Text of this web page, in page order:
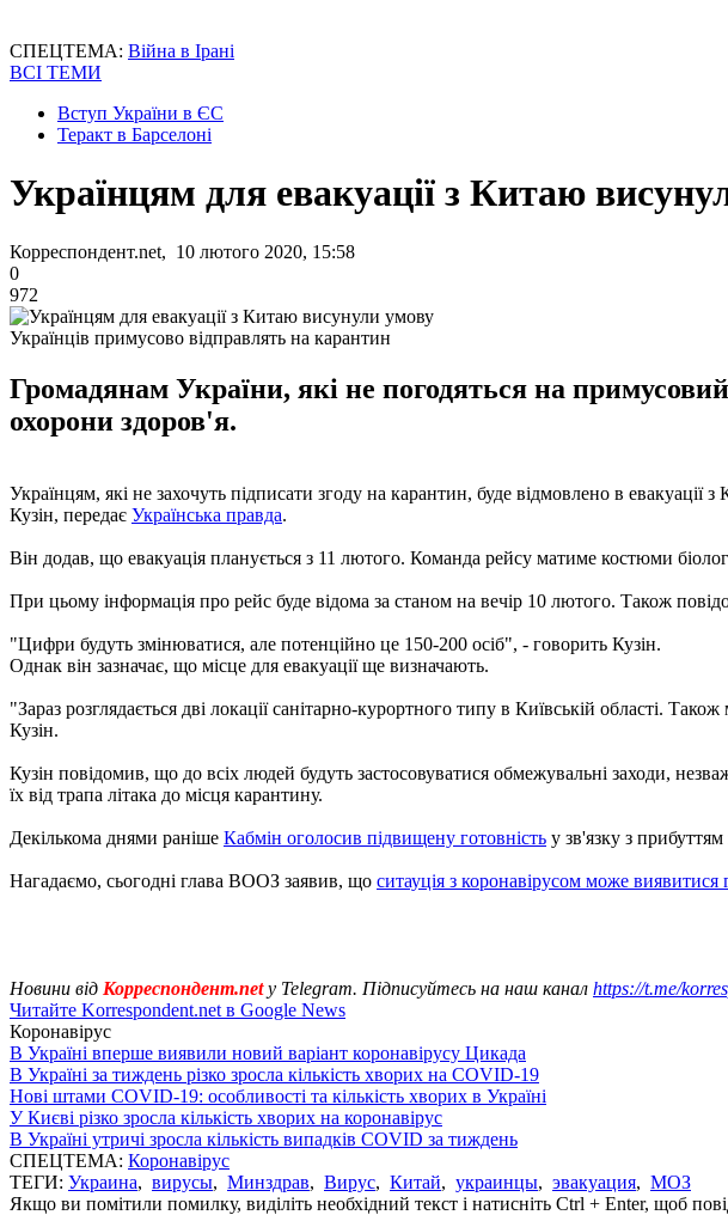
СПЕЦТЕМА: Війна в Ірані
ВСІ ТЕМИ
Вступ України в ЄС
Теракт в Барселоні
Українцям для евакуації з Китаю
Корреспондент.net, 10 лютого 2020, 15:58
0
972
Українців примусово відправлять на карантин
Громадянам України, які не погодяться на
охорони здоров'я.
Українцям, які не захочуть підписати згоду на карантин, буде відмовлено в
Кузін, передає Українська правда.
Він додав, що евакуація планується з 11 лютого. Команда рейсу матиме костюми
При цьому інформація про рейс буде відома за станом на вечір 10 лютого. Також
"Цифри будуть змінюватися, але потенційно це 150-200 осіб", - говорить Кузін.
Однак він зазначає, що місце для евакуації ще визначають.
"Зараз розглядається дві локації санітарно-курортного типу в Київській області.
Кузін.
Кузін повідомив, що до всіх людей будуть застосовуватися обмежувальні заходи,
їх від трапа літака до місця карантину.
Декількома днями раніше Кабмін оголосив підвищену готовність у зв'язку з
Нагадаємо, сьогодні глава ВООЗ заявив, що ситауція з коронавірусом може виявитися
Новини від Корреспондент.net у Telegram. Підписуйтесь на наш канал https://t.me/
Читайте Korrespondent.net в Google News
Коронавірус
В Україні вперше виявили новий варіант коронавірусу Цикада
В Україні за тиждень різко зросла кількість хворих на COVID-19
Нові штами COVID-19: особливості та кількість хворих в Україні
У Києві різко зросла кількість хворих на коронавірус
В Україні утричі зросла кількість випадків COVID за тиждень
СПЕЦТЕМА: Коронавірус
ТЕГИ: Украина, вирусы, Минздрав, Вирус, Китай, украинцы, эвакуация, МОЗ
Якщо ви помітили помилку, виділіть необхідний текст і натисніть Ctrl + Enter, щоб